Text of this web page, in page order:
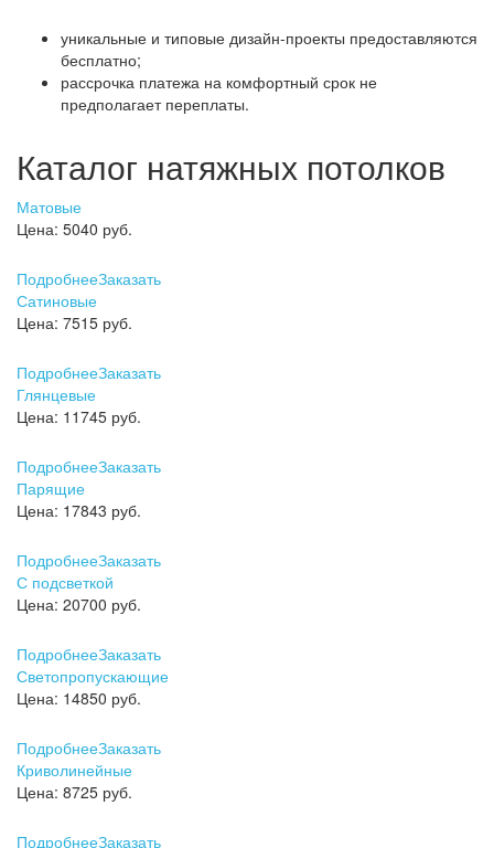
уникальные и типовые дизайн-проекты предоставляются
бесплатно;
рассрочка платежа на комфортный срок не
предполагает переплаты.
Каталог натяжных потолков
Матовые
Цена: 5040 руб.
ПодробнееЗаказать
Сатиновые
Цена: 7515 руб.
ПодробнееЗаказать
Глянцевые
Цена: 11745 руб.
ПодробнееЗаказать
Парящие
Цена: 17843 руб.
ПодробнееЗаказать
С подсветкой
Цена: 20700 руб.
ПодробнееЗаказать
Светопропускающие
Цена: 14850 руб.
ПодробнееЗаказать
Криволинейные
Цена: 8725 руб.
ПодробнееЗаказать